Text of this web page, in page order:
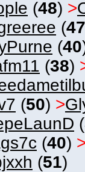
(48) >
(47
(40
(38)
(50) >
(
(40)
(51)